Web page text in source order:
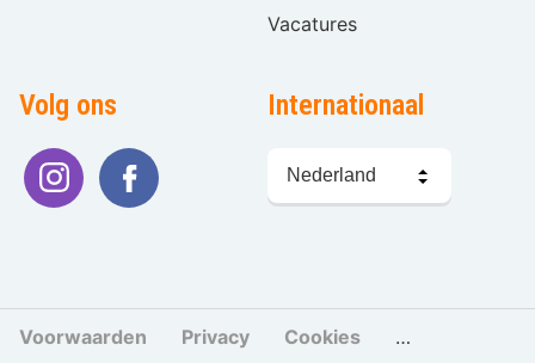
Vacatures
Volg ons Internationaal
kiezen
Voorwaarden Privacy Cookies Cookies